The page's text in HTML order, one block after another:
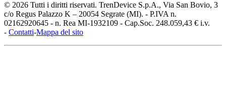
© 2026 Tutti i diritti riservati. TrenDevice S.p.A., Via San Bovio, 3
c/o Regus Palazzo K – 20054 Segrate (MI). - P.IVA n.
02162920645 - n. Rea MI-1932109 - Cap.Soc. 248.059,43 € i.v.
- Contatti-Mappa del sito